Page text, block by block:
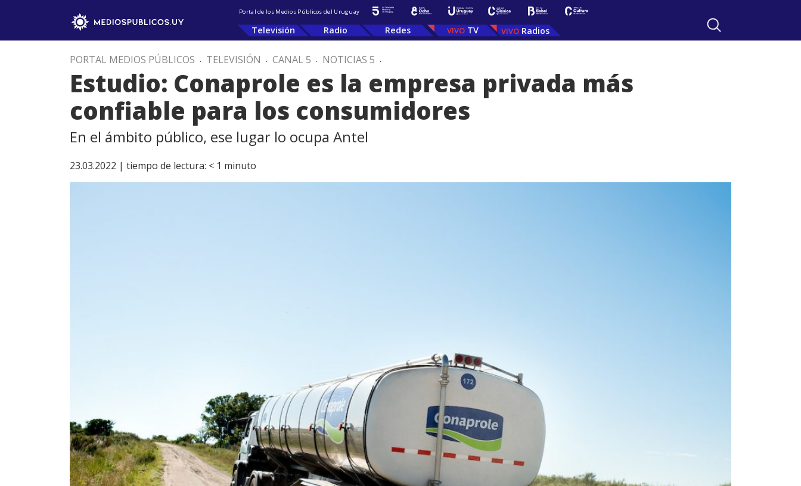
Portal de los Medios Públicos del Uruguay
Televisión Radio Redes TV Radios
PORTAL MEDIOS PÚBLICOS . TELEVISIÓN . CANAL 5 . NOTICIAS 5 .
Estudio: Conaprole es la empresa privada más
confiable para los consumidores
En el ámbito público, ese lugar lo ocupa Antel
23.03.2022 | tiempo de lectura: < 1 minuto